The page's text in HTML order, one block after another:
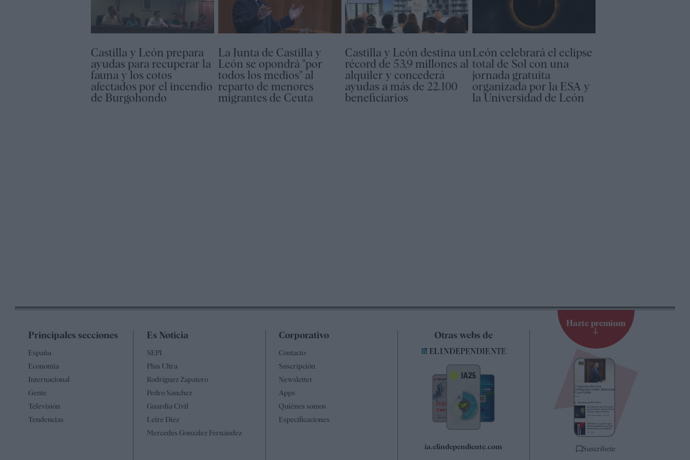
Castilla y León prepara
ayudas para recuperar la
fauna y los cotos
afectados por el incendio
de Burgohondo
La Junta de Castilla y
León se opondrá "por
todos los medios" al
reparto de menores
migrantes de Ceuta
Castilla y León destina un
récord de 53,9 millones al
alquiler y concederá
ayudas a más de 22.100
beneficiarios
León celebrará el eclipse
total de Sol con una
jornada gratuita
organizada por la ESA y
la Universidad de León
Principales secciones
España
Economía
Internacional
Gente
Televisión
Tendencias
Es Noticia
SEPI
Plus Ultra
Rodríguez Zapatero
Pedro Sánchez
Guardia Civil
Leire Díez
Mercedes González Fernández
Corporativo
Contacto
Suscripción
Newsletter
Apps
Quiénes somos
Especificaciones
Otras webs de
ia.elindependiente.com
Hazte premium
Suscríbete